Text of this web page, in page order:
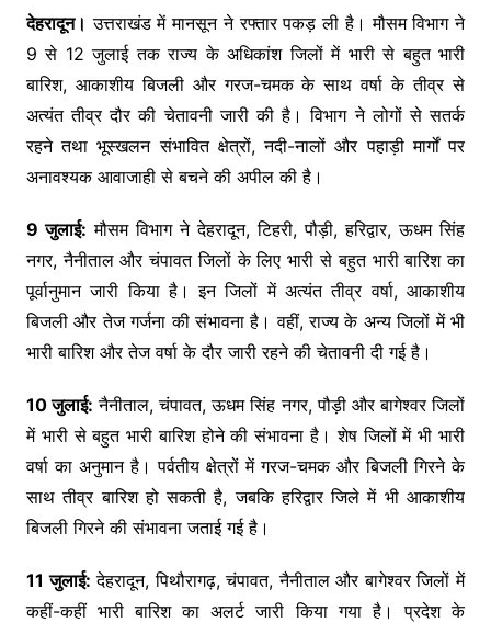
देहरादून। उत्तराखंड में मानसून ने रफ्तार पकड़ ली है। मौसम विभाग ने
9 से 12 जुलाई तक राज्य के अधिकांश जिलों में भारी से बहुत भारी
बारिश, आकाशीय बिजली और गरज-चमक के साथ वर्षा के तीव्र से
अत्यंत तीव्र दौर की चेतावनी जारी की है। विभाग ने लोगों से सतर्क
रहने तथा भूस्खलन संभावित क्षेत्रों, नदी-नालों और पहाड़ी मार्गों पर
अनावश्यक आवाजाही से बचने की अपील की है।
9 जुलाई: मौसम विभाग ने देहरादून, टिहरी, पौड़ी, हरिद्वार, ऊधम सिंह
नगर, नैनीताल और चंपावत जिलों के लिए भारी से बहुत भारी बारिश का
पूर्वानुमान जारी किया है। इन जिलों में अत्यंत तीव्र वर्षा, आकाशीय
बिजली और तेज गर्जना की संभावना है। वहीं, राज्य के अन्य जिलों में भी
भारी बारिश और तेज वर्षा के दौर जारी रहने की चेतावनी दी गई है।
10 जुलाई: नैनीताल, चंपावत, ऊधम सिंह नगर, पौड़ी और बागेश्वर जिलों
में भारी से बहुत भारी बारिश होने की संभावना है। शेष जिलों में भी भारी
वर्षा का अनुमान है। पर्वतीय क्षेत्रों में गरज-चमक और बिजली गिरने के
साथ तीव्र बारिश हो सकती है, जबकि हरिद्वार जिले में भी आकाशीय
बिजली गिरने की संभावना जताई गई है।
11 जुलाई: देहरादून, पिथौरागढ़, चंपावत, नैनीताल और बागेश्वर जिलों में
कहीं-कहीं भारी बारिश का अलर्ट जारी किया गया है। प्रदेश के